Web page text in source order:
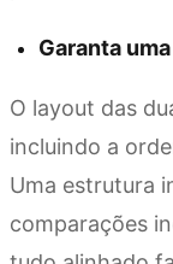
Garanta
O layout das
incluindo a
Uma estrutura
comparações